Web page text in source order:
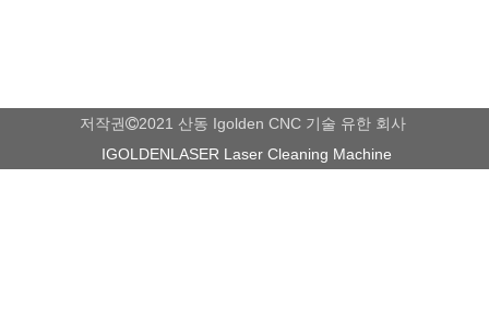
저작권2021 산동 Igolden CNC 기술 유한 회사
IGOLDENLASER Laser Cleaning Machine